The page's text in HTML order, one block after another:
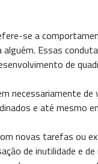
se a
Essas
de
necessariamente
e até mesmo
novas tarefas ou
de inutilidade e